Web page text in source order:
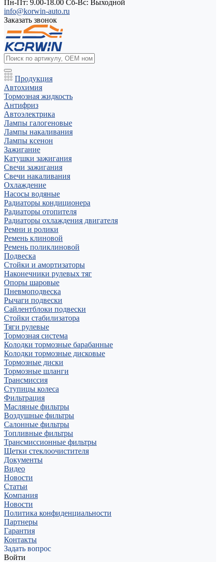
Пн-Пт: 9.00-18.00 Cб-Вс: Выходной
info@korwin-auto.ru
Заказать звонок
Продукция
Автохимия
Тормозная жидкость
Антифриз
Автоэлектрика
Лампы галогеновые
Лампы накаливания
Лампы ксенон
Зажигание
Катушки зажигания
Свечи зажигания
Свечи накаливания
Охлаждение
Насосы водяные
Радиаторы кондиционера
Радиаторы отопителя
Радиаторы охлаждения двигателя
Ремни и ролики
Ремень клиновой
Ремень поликлиновой
Подвеска
Стойки и амортизаторы
Наконечники рулевых тяг
Опоры шаровые
Пневмоподвеска
Рычаги подвески
Сайлентблоки подвески
Стойки стабилизатора
Тяги рулевые
Тормозная система
Колодки тормозные барабанные
Колодки тормозные дисковые
Тормозные диски
Тормозные шланги
Трансмиссия
Ступицы колеса
Фильтрация
Масляные фильтры
Воздушные фильтры
Салонные фильтры
Топливные фильтры
Трансмиссионные фильтры
Щетки стеклоочистителя
Документы
Видео
Новости
Статьи
Компания
Новости
Политика конфиденциальности
Партнеры
Гарантия
Контакты
Задать вопрос
Войти